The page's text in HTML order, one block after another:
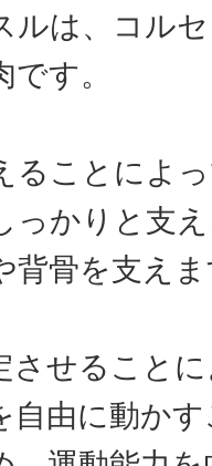
ルは、コル
す。
ることによ
っかりと支
背骨を支え
させること
自由に動か